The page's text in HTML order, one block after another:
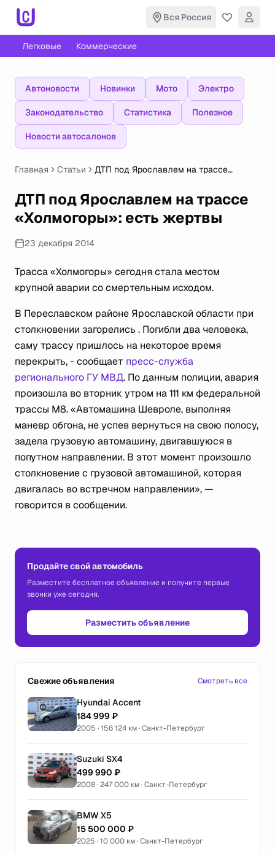
Вся Россия
Легковые Коммерческие
Автоновости Новинки Мото Электро
Законодательство Статистика Полезное
Новости автосалонов
Главная Статьи
ДТП под Ярославлем на трассе
ДТП под Ярославлем на трассе
«Холмогоры»: есть жертвы
23 декабря 2014
Трасса «Холмогоры» сегодня стала местом
крупной аварии со смертельным исходом.
В Переславском районе Ярославской области при
столкновении загорелись . Погибли два человека,
саму трассу пришлось на некоторое время
перекрыть, - сообщает пресс-служба
регионального ГУ МВД. По данным полиции, авария
произошла во вторник утром на 111 км федеральной
трассы М8. «Автомашина Шевроле, выполняя
маневр обгона, не успев вернуться на свою полосу,
задела грузовую автомашину, двигавшуюся в
попутном направлении. В этот момент произошло
столкновение с грузовой автомашиной, которая
двигалась во встречном направлении», —
говорится в сообщении.
Продайте свой автомобиль
Разместите бесплатное объявление и получите первые
звонки уже сегодня.
Разместить объявление
Свежие объявления Смотреть все
Hyundai Accent
184 999 ₽
2005 · 156 124 км · Санкт-Петербург
Suzuki SX4
499 990 ₽
2008 · 247 000 км · Санкт-Петербург
BMW X5
15 500 000 ₽
2025 · 10 000 км · Санкт-Петербург